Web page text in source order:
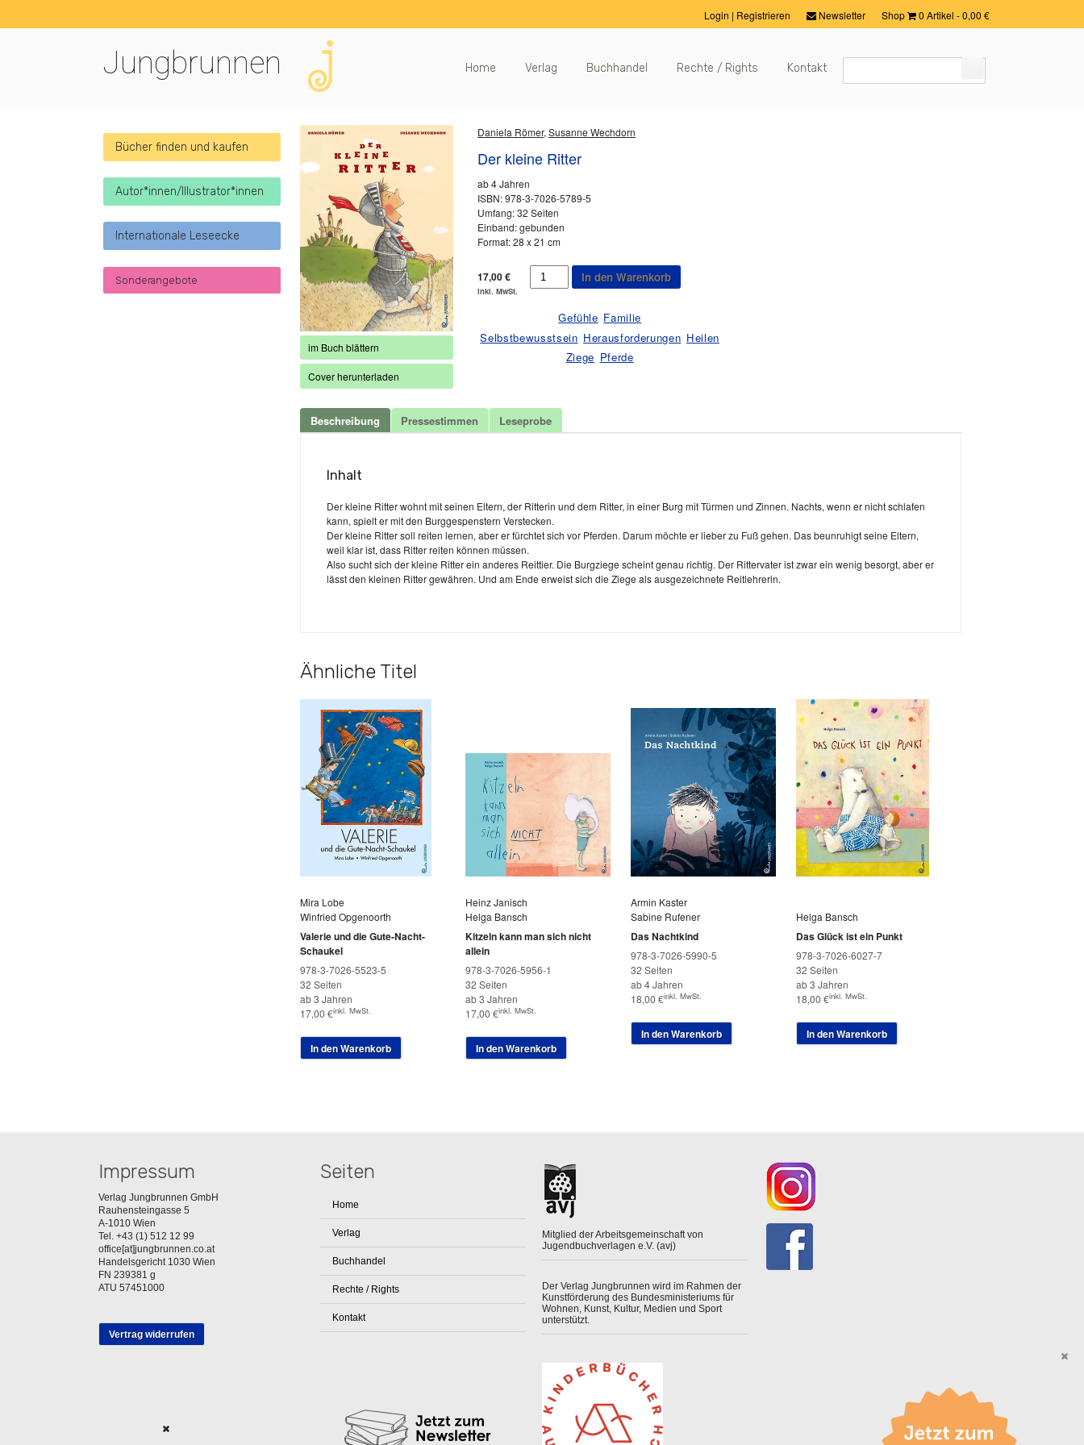
Shop 0 Artikel -0,00 €
Newsletter
Login | Registrieren
Jungbrunnen Home Verlag Buchhandel Rechte / Rights Kontakt
im Buch blättern
Cover herunterladen
Daniela Römer, Susanne Wechdorn
Der kleine Ritter
ab 4 Jahren
ISBN: 978-3-7026-5789-5
Umfang: 32 Seiten
Einband: gebunden
Format: 28 x 21 cm
17,00€
inkl. MwSt.
Der
kleine
Menge
In den Warenkorb
Gefühle Familie
Selbstbewusstsein Herausforderungen Heilen
Ziege Pferde
Beschreibung Pressestimmen Leseprobe
Inhalt
Der kleine Ritter wohnt mit seinen Eltern, der Ritterin und dem Ritter, in einer Burg mit Türmen und Zinnen. Nachts, wenn er nicht schlafen
kann, spielt er mit den Burggespenstern Verstecken.
Der kleine Ritter soll reiten lernen, aber er fürchtet sich vor Pferden. Darum möchte er lieber zu Fuß gehen. Das beunruhigt seine Eltern,
weil klar ist, dass Ritter reiten können müssen.
Also sucht sich der kleine Ritter ein anderes Reittier. Die Burgziege scheint genau richtig. Der Rittervater ist zwar ein wenig besorgt, aber er
lässt den kleinen Ritter gewähren. Und am Ende erweist sich die Ziege als ausgezeichnete Reitlehrerin.
Ähnliche Titel
Mira Lobe
Winfried Opgenoorth
Valerie und die Gute-Nacht-
Schaukel
978-3-7026-5523-5
32 Seiten
ab 3 Jahren
17,00 €inkl. MwSt.
In den Warenkorb
Heinz Janisch
Helga Bansch
Kitzeln kann man sich nicht
allein
978-3-7026-5956-1
32 Seiten
ab 3 Jahren
17,00 €inkl. MwSt.
In den Warenkorb
Armin Kaster
Sabine Rufener
Das Nachtkind
978-3-7026-5990-5
32 Seiten
ab 4 Jahren
18,00 €inkl. MwSt.
In den Warenkorb
Helga Bansch
Das Glück ist ein Punkt
978-3-7026-6027-7
32 Seiten
ab 3 Jahren
18,00 €inkl. MwSt.
In den Warenkorb
Bücher finden und kaufen
Autor*innen/Illustrator*innen
Internationale Leseecke
Sonderangebote
Impressum
Verlag Jungbrunnen GmbH
Rauhensteingasse 5
A-1010 Wien
Tel. +43 (1) 512 12 99
office[at]jungbrunnen.co.at
Handelsgericht 1030 Wien
FN 239381 g
ATU 57451000
Vertrag widerrufen
Seiten
Home
Verlag
Buchhandel
Rechte / Rights
Kontakt
Mitglied der Arbeitsgemeinschaft von
Jugendbuchverlagen e.V. (avj)
Der Verlag Jungbrunnen wird im Rahmen der
Kunstförderung des Bundesministeriums für
Wohnen, Kunst, Kultur, Medien und Sport
unterstützt.